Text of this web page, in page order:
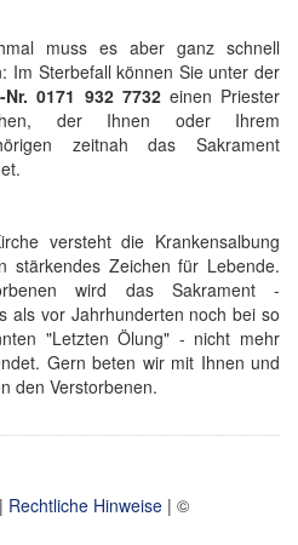
muss es aber ganz schnell
Im Sterbefall können Sie unter der
Nr. 0171 932 7732einen Priester
der Ihnen oder Ihrem
zeitnah das Sakrament
versteht die Krankensalbung
stärkendes Zeichen für Lebende.
wird das Sakrament -
als vor Jahrhunderten noch bei so
"Letzten Ölung" - nicht mehr
Gern beten wir mit Ihnen und
den Verstorbenen.
| Rechtliche Hinweise | ©